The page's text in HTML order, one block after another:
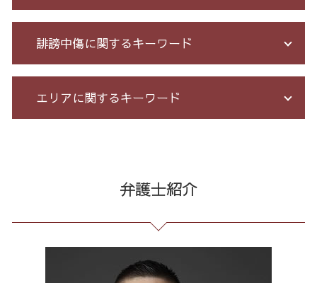
投資 詐欺 セミナー
先物 取引 詐欺
サクラ 詐欺 返金
投資 信託 詐欺
お金 を 騙し 取 られ たら
還付金詐欺 戻ってくる
高齢者 詐欺 被害
クレジット カード 詐欺
破産法 自己破産
借金 無料相談 電話
破産 保証人
自己破産 メリット デメリット
債務整理 自己破産 連帯保証人
借金 過払い請求 デメリット
特定調停 とは
自己破産 期間 免責
残業 問題
予防法務 とは
臨床法務 とは
残業 未払い 請求
労務 トラブル
不当解雇 とは
セクハラ 相談 解決
契約 書 リーガル チェック
不当解雇 労基
誹謗中傷に関するキーワード
誹謗中傷 相談
情報開示請求 費用
誹謗中傷 削除
誹謗中傷 SNS
誹謗中傷 どこから
Twitter 誹謗中傷
エリアに関するキーワード
破産 問題 23区 相談
出会い系 詐欺 23区 相談
架空請求 東京都 弁護士
個人再生 港区 弁護士
弁護士紹介